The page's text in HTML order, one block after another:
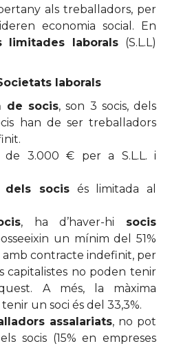
als treballadors, per
economia social. En
limitades laborals (S.L.L)
laborals
de socis, son 3 socis, dels
han de ser treballadors
de 3.000 € per a S.L.L. i
dels socis és limitada al
, ha d’haver-hi socis
un mínim del 51%
contracte indefinit, per
capitalistes no poden tenir
A més, la màxima
un soci és del 33,3%.
assalariats, no pot
socis (15% en empreses